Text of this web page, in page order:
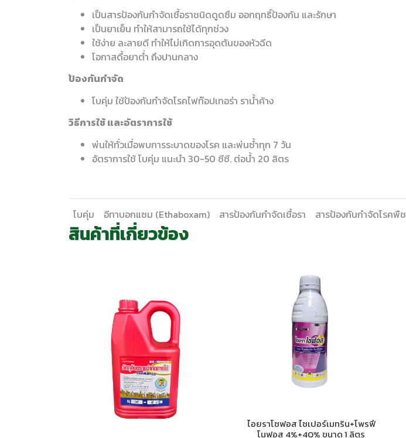
เป็นสารป้องกันกำจัดเชื้อราชนิดดูดซึม ออกฤทธิ์ป้องกัน และรักษา
เป็นยาเย็น ทำให้สามารถใช้ได้ทุกช่วง
ใช้ง่าย ละลายดี ทำให้ไม่เกิดการอุดตันของหัวฉีด
โอกาสดื้อยาต่ำ ถึงปานกลาง
ป้องกันกำจัด
โบคุ่ม ใช้ป้องกันกำจัดโรคไฟท๊อปเทอร่า ราน้ำค้าง
วิธีการใช้ และอัตราการใช้
พ่นให้ทั่วเมื่อพบการระบาดของโรค และพ่นซ้ำทุก 7 วัน
อัตราการใช้ โบคุ่ม แนะนำ 30-50 ซีซี. ต่อน้ำ 20 ลิตร
โบคุ่ม อีทาบอกแซม (Ethaboxam) สารป้องกันกำจัดเชื้อรา สารป้องกันกำจัดโรคพืช
สินค้าที่เกี่ยวข้อง
ไอยราโซฟอส ไซเปอร์เมทริน+โพรฟี
โนฟอส 4%+40% ขนาด 1 ลิตร